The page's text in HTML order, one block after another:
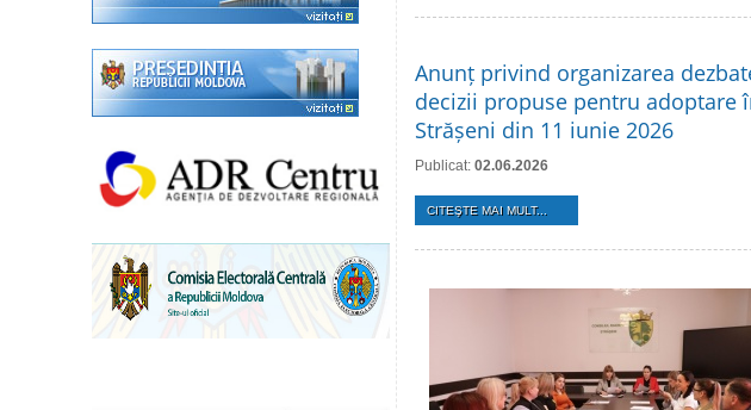
Anunț privind organizarea
decizii propuse pentru adoptare
Strășeni din 11 iunie 2026
Publicat: 02.06.2026
CITEŞTE MAI MULT...